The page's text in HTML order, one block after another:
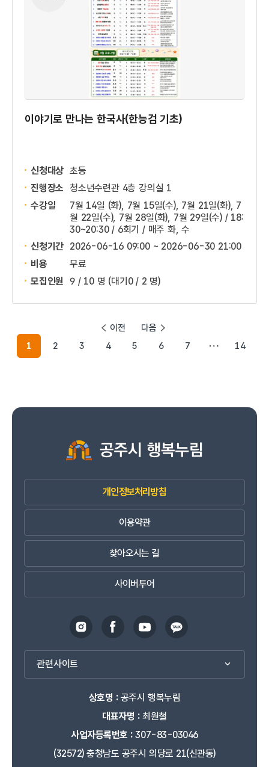
이야기로 만나는 한국사(한능검 기초)
신청대상 초등
진행장소 청소년수련관 4층 강의실 1
수강일
7월 14일 (화), 7월 15일(수), 7월 21일(화), 7
월 22일(수), 7월 28일(화), 7월 29일(수) / 18:
30~20:30 / 6회기 / 매주 화, 수
신청기간 2026-06-16 09:00 ~ 2026-06-30 21:00
비용
무료
모집인원
9 / 10 명 (대기0 / 2 명)
이전
1
2 3 4 5 6 7 14
다음
개인정보처리방침
이용약관
찾아오시는 길
사이버투어
관련사이트
상호명 :공주시 행복누림
대표자명 :최원철
사업자등록번호 :307-83-03046
(32572) 충청남도 공주시 의당로 21(신관동)